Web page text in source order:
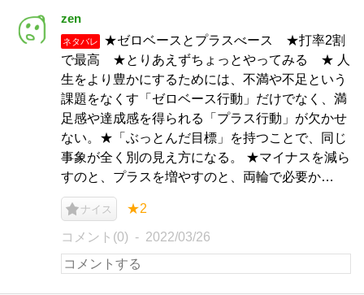
zen
ネタバレ
★ゼロベースとプラスべース ★打率2割
で最高 ★とりあえずちょっとやってみる ★ 人
生をより豊かにするためには、不満や不足という
課題をなくす「ゼロベース行動」だけでなく、満
足感や達成感を得られる「プラス行動」が欠かせ
ない。★「ぶっとんだ目標」を持つことで、同じ
事象が全く別の見え方になる。 ★マイナスを減ら
すのと、プラスを増やすのと、両輪で必要か…
ナイス ★2
コメント(0) 2022/03/26